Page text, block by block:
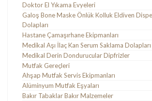
Doktor El Yıkama Evyeleri
Galoş Bone Maske Önlük Kolluk Eldiven
Dolapları
Hastane Çamaşırhane Ekipmanları
Medikal Aşı İlaç Kan Serum Saklama Dolapları
Medikal Derin Dondurucular Dipfrizler
Mutfak Gereçleri
Ahşap Mutfak Servis Ekipmanları
Alüminyum Mutfak Eşyaları
Bakır Tabaklar Bakır Malzemeler